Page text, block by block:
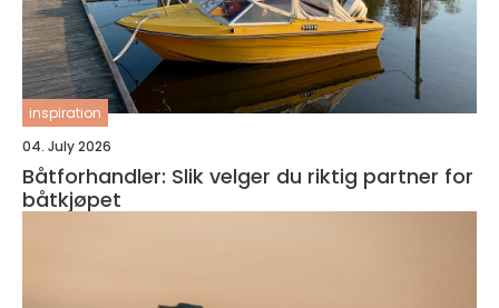
inspiration
04. July 2026
Båtforhandler: Slik velger du riktig partner for
båtkjøpet